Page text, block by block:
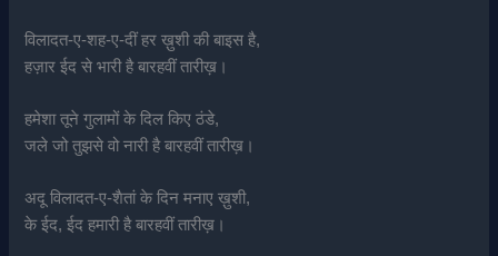
विलादत-ए-शह-ए-दीं हर ख़ुशी की बाइस है,
हज़ार ईद से भारी है बारहवीं तारीख़।
हमेशा तूने गुलामों के दिल किए ठंडे,
जले जो तुझसे वो नारी है बारहवीं तारीख़।
अदू विलादत-ए-शैतां के दिन मनाए ख़ुशी,
के ईद, ईद हमारी है बारहवीं तारीख़।